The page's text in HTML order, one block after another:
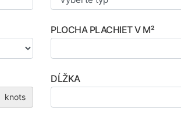
PLOCHA PLACHIET V M²
knots
DĹŽKA